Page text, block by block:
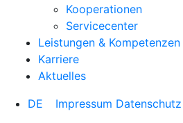
Kooperationen
Servicecenter
Leistungen & Kompetenzen
Karriere
Aktuelles
DE
Impressum Datenschutz